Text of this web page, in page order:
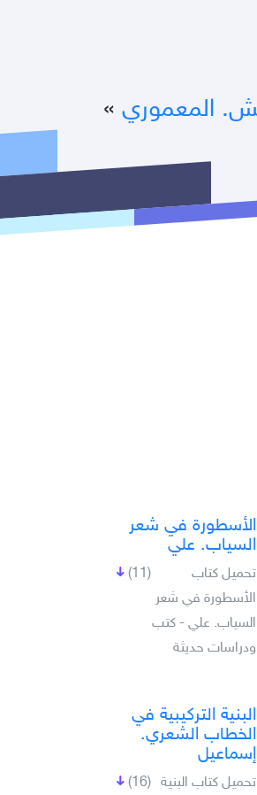
المعموري »
الأسطورة في شعر
السياب. علي
(11)
تحميل كتاب
الأسطورة في شعر
السياب. علي - كتب
ودراسات حديثة
البنية التركيبية في
الخطاب الشعري.
إسماعيل
(16) تحميل كتاب البنية